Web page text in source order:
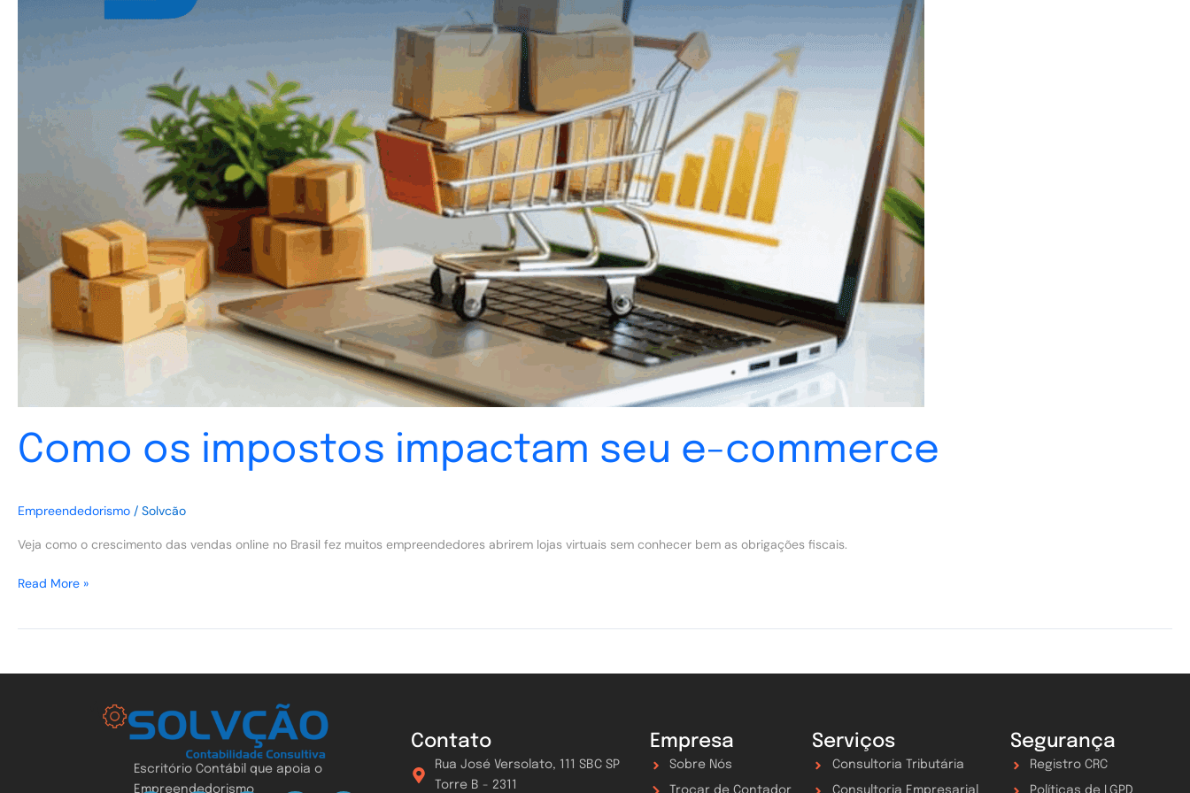
Como os impostos impactam seu e-commerce
Empreendedorismo / Solvcão
Veja como o crescimento das vendas online no Brasil fez muitos empreendedores abrirem lojas virtuais sem conhecer bem as obrigações fiscais.
Read More »
Escritório Contábil que apoia o
Empreendedorismo
Contato
Rua José Versolato, 111 SBC SP
Torre B - 2311
Empresa
Sobre Nós
Serviços
Consultoria Tributária
Segurança
Registro CRC